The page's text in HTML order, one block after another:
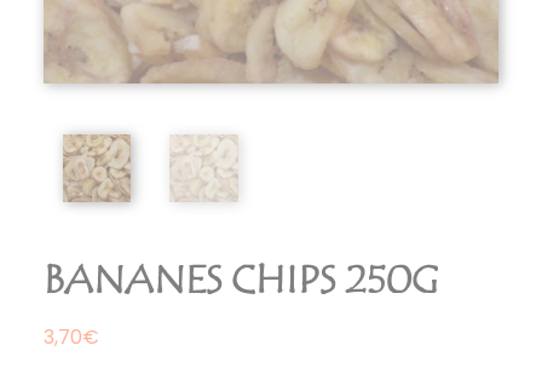
BANANES CHIPS 250G
3,70€